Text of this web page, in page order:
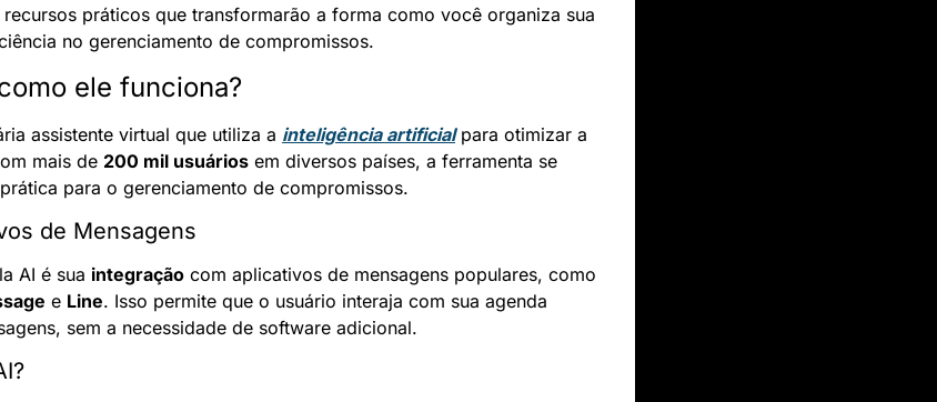
práticos que transformarão a forma como você organiza sua
no gerenciamento de compromissos.
ele funciona?
assistente virtual que utiliza a inteligência artificial para otimizar a
mais de 200 mil usuários em diversos países, a ferramenta se
para o gerenciamento de compromissos.
de Mensagens
AI é sua integração
e Line. Isso permite que o usuário interaja com sua agenda
sem a necessidade de software adicional.